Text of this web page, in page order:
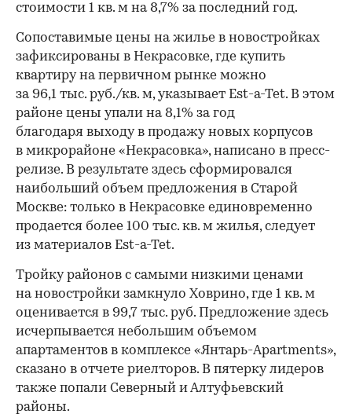
стоимости 1 кв. м на 8,7% за последний год.
Сопоставимые цены на жилье в новостройках
зафиксированы в Некрасовке, где купить
квартиру на первичном рынке можно
за 96,1 тыс. руб./кв. м, указывает Est-a-Tet. В этом
районе цены упали на 8,1% за год
благодаря выходу в продажу новых корпусов
в микрорайоне «Некрасовка», написано в пресс-
релизе. В результате здесь сформировался
наибольший объем предложения в Старой
Москве: только в Некрасовке единовременно
продается более 100 тыс. кв. м жилья, следует
из материалов Est-a-Tet.
Тройку районов с самыми низкими ценами
на новостройки замкнуло Ховрино, где 1 кв. м
оценивается в 99,7 тыс. руб. Предложение здесь
исчерпывается небольшим объемом
апартаментов в комплексе «Янтарь-Apartments»,
сказано в отчете риелторов. В пятерку лидеров
также попали Северный и Алтуфьевский
районы.